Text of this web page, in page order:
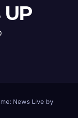
News Live by